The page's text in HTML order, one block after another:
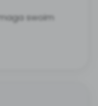
swoim